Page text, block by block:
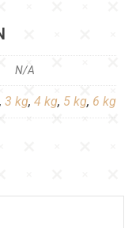
N/A
3 kg, 4 kg, 5 kg, 6 kg